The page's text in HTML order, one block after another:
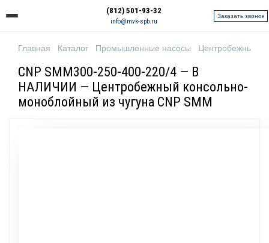
(812) 501-93-32
info@mvk-spb.ru
Заказать звонок
Главная Каталог Промышленные насосы Центробежные
CNP SMM300-250-400-220/4 — В
НАЛИЧИИ — Центробежный консольно-
моноблойный из чугуна CNP SMM